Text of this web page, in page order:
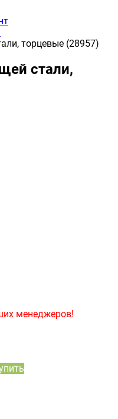
торцевые (28957)
стали,
менеджеров!